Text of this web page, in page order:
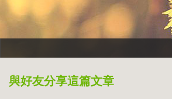
與好友分享這篇文章